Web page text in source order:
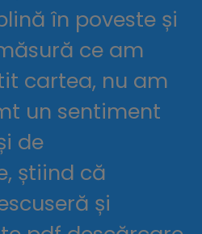
în poveste și
ce am
cartea, nu am
un sentiment
de
știind că
și